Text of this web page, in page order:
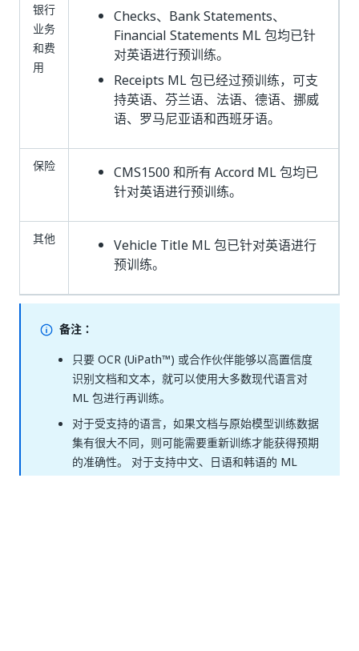
银行
业务
和费
用
Checks、Bank Statements、
Financial Statements ML 包均已针
对英语进行预训练。
Receipts ML 包已经过预训练，可支
持英语、芬兰语、法语、德语、挪威
语、罗马尼亚语和西班牙语。
保险
CMS1500 和所有 Accord ML 包均已
针对英语进行预训练。
其他
Vehicle Title ML 包已针对英语进行
预训练。
备注：
只要 OCR (UiPath™) 或合作伙伴能够以高置信度
识别文档和文本，就可以使用大多数现代语言对
ML 包进行再训练。
对于受支持的语言，如果文档与原始模型训练数据
集有很大不同，则可能需要重新训练才能获得预期
的准确性。 对于支持中文、日语和韩语的 ML
包，您将需要使用支持这些语言的 OCR。